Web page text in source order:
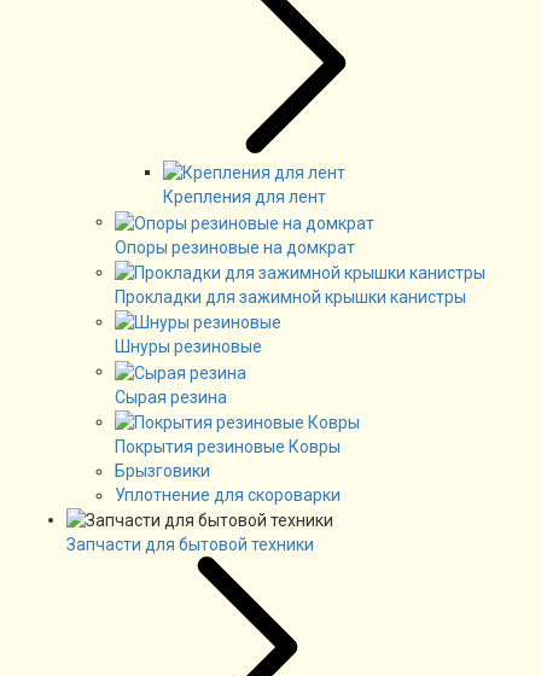
Крепления для лент
Опоры резиновые на домкрат
Прокладки для зажимной крышки канистры
Шнуры резиновые
Сырая резина
Покрытия резиновые Ковры
Брызговики
Уплотнение для скороварки
Запчасти для бытовой техники